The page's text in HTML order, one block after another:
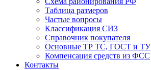
Таблица размеров
Частые вопросы
Классификация СИЗ
Справочник покупателя
Основные ТР ТС, ГОСТ и ТУ
Компенсация средств из ФСС
Контакты